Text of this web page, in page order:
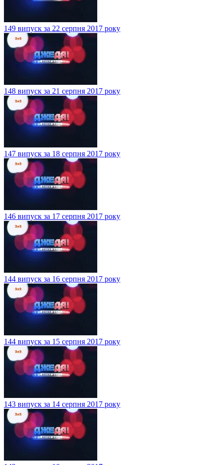
149 випуск за 22 серпня 2017 року
148 випуск за 21 серпня 2017 року
147 випуск за 18 серпня 2017 року
146 випуск за 17 серпня 2017 року
144 випуск за 16 серпня 2017 року
144 випуск за 15 серпня 2017 року
143 випуск за 14 серпня 2017 року